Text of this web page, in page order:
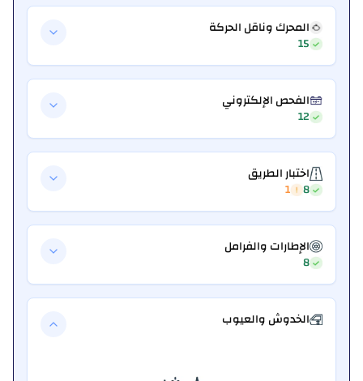
المحرك وناقل الحركة
15
الفحص الإلكتروني
12
اختبار الطريق
8
1
الإطارات والفرامل
8
الخدوش والعيوب